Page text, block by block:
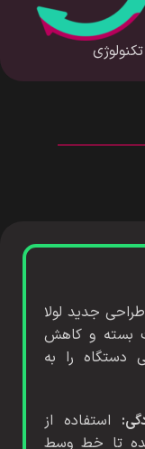
طراحی جدید لولا
بسته و کاهش
را به
استفاده از
تا خط وسط